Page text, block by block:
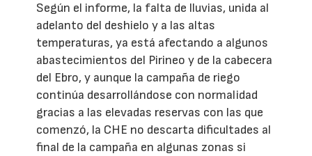
Según el informe, la falta de lluvias, unida al
adelanto del deshielo y a las altas
temperaturas, ya está afectando a algunos
abastecimientos del Pirineo y de la cabecera
del Ebro, y aunque la campaña de riego
continúa desarrollándose con normalidad
gracias a las elevadas reservas con las que
comenzó, la CHE no descarta dificultades al
final de la campaña en algunas zonas si